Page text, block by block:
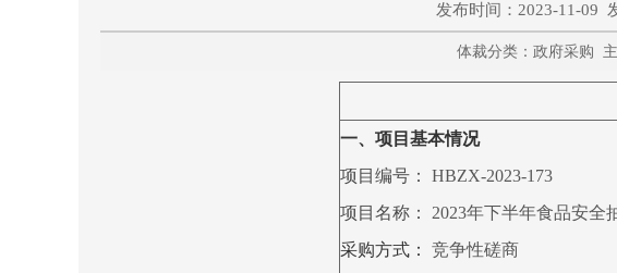
发布时间：2023-11-09
体裁分类：政府采购
一、项目基本情况
项目编号：
HBZX-2023-173
项目名称：
2023年下半年食品安全
采购方式：
竞争性磋商